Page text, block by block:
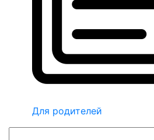
Для родителей